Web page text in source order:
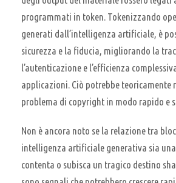
programmati in token. Tokenizzando
generati dall’intelligenza artificiale, è
sicurezza e la fiducia, migliorando la
l’autenticazione e l’efficienza
applicazioni. Ciò potrebbe teoricamente
problema di copyright in modo rapido e
Non è ancora noto se la relazione tra
intelligenza artificiale generativa sia
contenta o subisca un tragico destino